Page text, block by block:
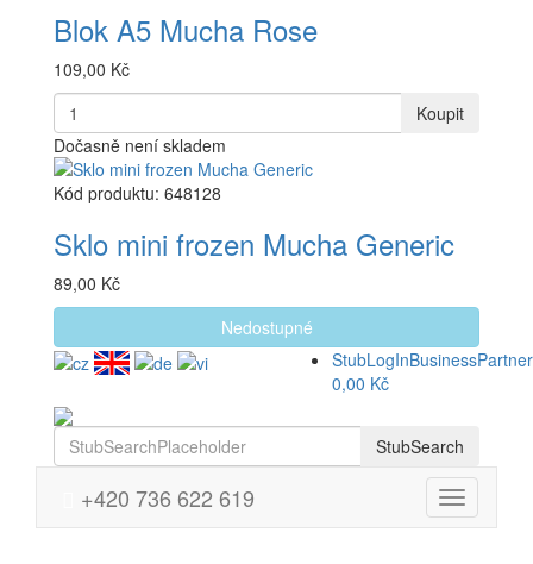
Blok A5 Mucha Rose
109,00 Kč
Koupit
Dočasně není skladem
Kód produktu: 648128
Sklo mini frozen Mucha Generic
89,00 Kč
Nedostupné
StubLogInBusinessPartner
0,00 Kč
StubSearch
Menu
+420 736 622 619